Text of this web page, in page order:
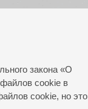
закона «О
cookie в
cookie, но это